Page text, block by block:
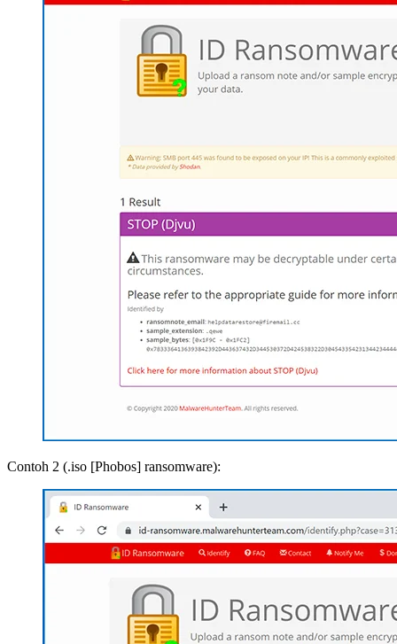
Contoh 2 (.iso [Phobos] ransomware):